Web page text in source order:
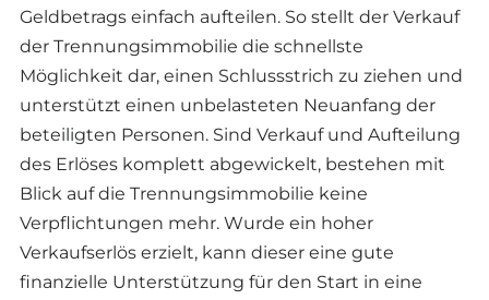
Geldbetrags einfach aufteilen. So stellt der Verkauf
der Trennungsimmobilie die schnellste
Möglichkeit dar, einen Schlussstrich zu ziehen und
unterstützt einen unbelasteten Neuanfang der
beteiligten Personen. Sind Verkauf und Aufteilung
des Erlöses komplett abgewickelt, bestehen mit
Blick auf die Trennungsimmobilie keine
Verpflichtungen mehr. Wurde ein hoher
Verkaufserlös erzielt, kann dieser eine gute
finanzielle Unterstützung für den Start in eine